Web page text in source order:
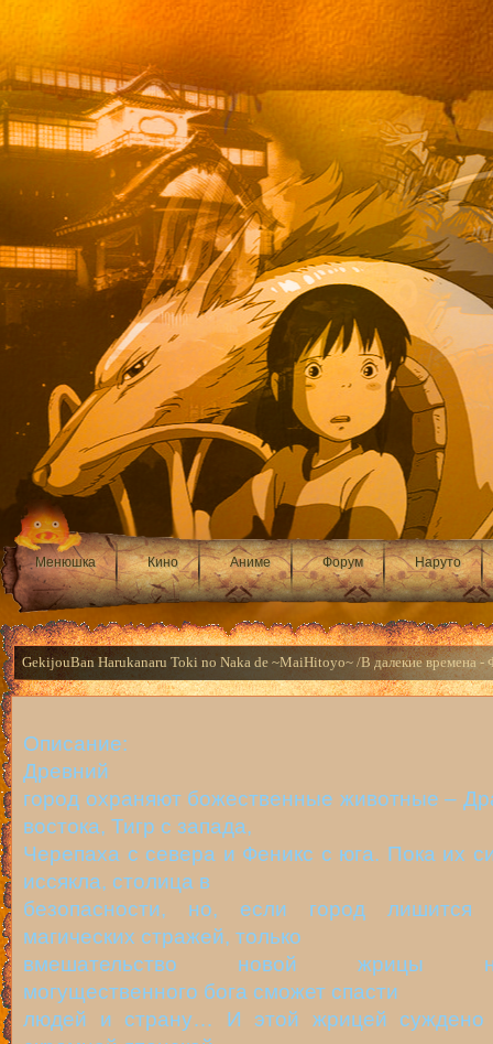
Менюшка Кино Аниме Форум Наруто
GekijouBan Harukanaru Toki no Naka de ~MaiHitoyo~ /В далекие времена -
Описание:
Древний
город охраняют божественные животные –
востока, Тигр с запада,
Черепаха с севера и Феникс с юга. Пока их
иссякла, столица в
безопасности, но, если город лишится
магических стражей, только
вмешательство новой жрицы
могущественного бога сможет спасти
людей и страну… И этой жрицей суждено